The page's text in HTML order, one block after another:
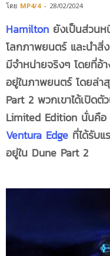
โดย MP4/4 - 28/02/2024
Hamilton ยังเป็นส่วนห
โลกภาพยนตร์ และนำสิ่
มีจำหน่ายจริงๆ โดยที่อ้
อยู่ในภาพยนตร์ โดยล่
Part 2 พวกเขาได้เปิด
Limited Edition นั่นคือ
Ventura Edge ที่ได้รับ
อยู่ใน Dune Part 2